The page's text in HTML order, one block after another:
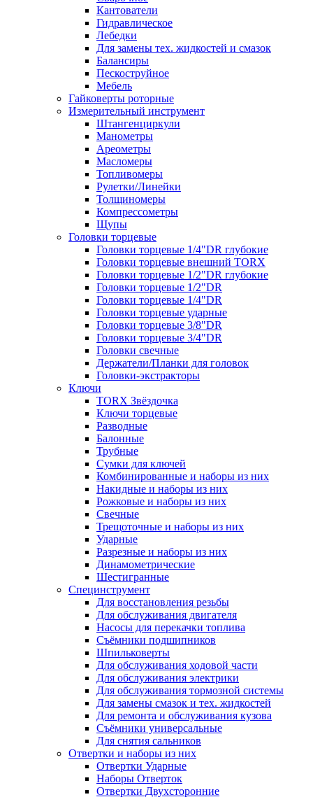
Кантователи
Гидравлическое
Лебедки
Для замены тех. жидкостей и смазок
Балансиры
Пескоструйное
Мебель
Гайковерты роторные
Измерительный инструмент
Штангенциркули
Манометры
Ареометры
Масломеры
Топливомеры
Рулетки/Линейки
Толщиномеры
Компрессометры
Щупы
Головки торцевые
Головки торцевые 1/4"DR глубокие
Головки торцевые внешний TORX
Головки торцевые 1/2"DR глубокие
Головки торцевые 1/2"DR
Головки торцевые 1/4"DR
Головки торцевые ударные
Головки торцевые 3/8"DR
Головки торцевые 3/4"DR
Головки свечные
Держатели/Планки для головок
Головки-экстракторы
Ключи
TORX Звёздочка
Ключи торцевые
Разводные
Балонные
Трубные
Сумки для ключей
Комбинированные и наборы из них
Накидные и наборы из них
Рожковые и наборы из них
Свечные
Трещоточные и наборы из них
Ударные
Разрезные и наборы из них
Динамометрические
Шестигранные
Специнструмент
Для восстановления резьбы
Для обслуживания двигателя
Насосы для перекачки топлива
Съёмники подшипников
Шпильковерты
Для обслуживания ходовой части
Для обслуживания электрики
Для обслуживания тормозной системы
Для замены смазок и тех. жидкостей
Для ремонта и обслуживания кузова
Съёмники универсальные
Для снятия сальников
Отвертки и наборы из них
Отвертки Ударные
Наборы Отверток
Отвертки Двухсторонние